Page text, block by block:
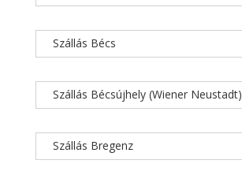
Szállás Bécs
Szállás Bécsújhely (Wiener Neustadt)
Szállás Bregenz